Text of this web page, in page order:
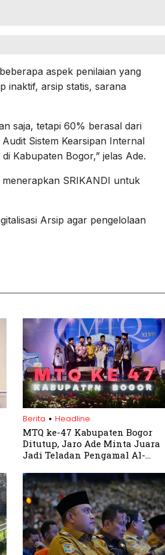
aspek penilaian yang
inaktif, arsip statis, sarana
saja, tetapi 60% berasal dari
Sistem Kearsipan Internal
Kabupaten Bogor,” jelas Ade.
SRIKANDI untuk
Arsip agar pengelolaan
Berita . Headline
MTQ ke-47 Kabupaten Bogor
Ditutup, Jaro Ade Minta Juara
Jadi Teladan Pengamal Al-